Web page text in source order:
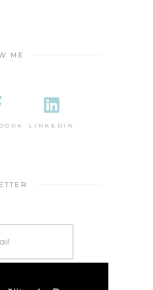
ME
LINKEDIN